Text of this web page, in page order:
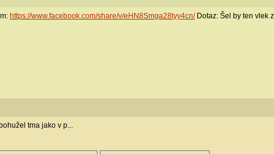
https://www.facebook.com/share/v/eHN8Smga28tyy4cn/Dotaz: Šel by ten vlek
tma jako v p...